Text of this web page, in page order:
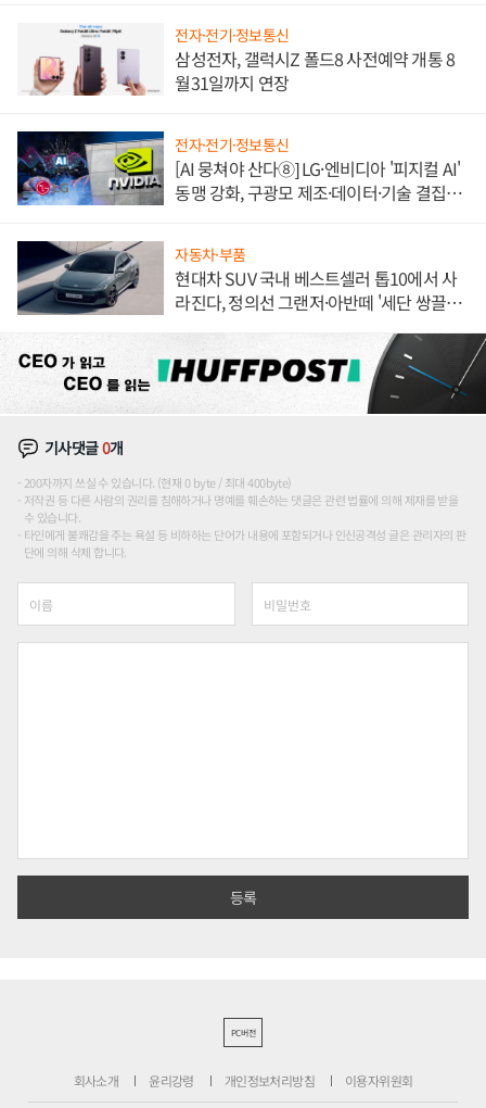
전자·전기·정보통신
삼성전자, 갤럭시Z 폴드8 사전예약 개통 8
월31일까지 연장
전자·전기·정보통신
[AI 뭉쳐야 산다⑧] LG·엔비디아 '피지컬 AI'
동맹 강화, 구광모 제조·데이터·기술 결집
자동차·부품
현대차 SUV 국내 베스트셀러 톱10에서 사
라진다, 정의선 그랜저·아반떼 '세단 쌍끌
기사댓글0개
200자까지 쓰실 수 있습니다. (현재 0 byte / 최대 400byte)
저작권 등 다른 사람의 권리를 침해하거나 명예를 훼손하는 댓글은 관련 법률에 의해 제재를 받을
수 있습니다.
타인에게 불쾌감을 주는 욕설 등 비하하는 단어가 내용에 포함되거나 인신공격성 글은 관리자의 판
단에 의해 삭제 합니다.
PC버전
회사소개 윤리강령 개인정보처리방침 이용자위원회